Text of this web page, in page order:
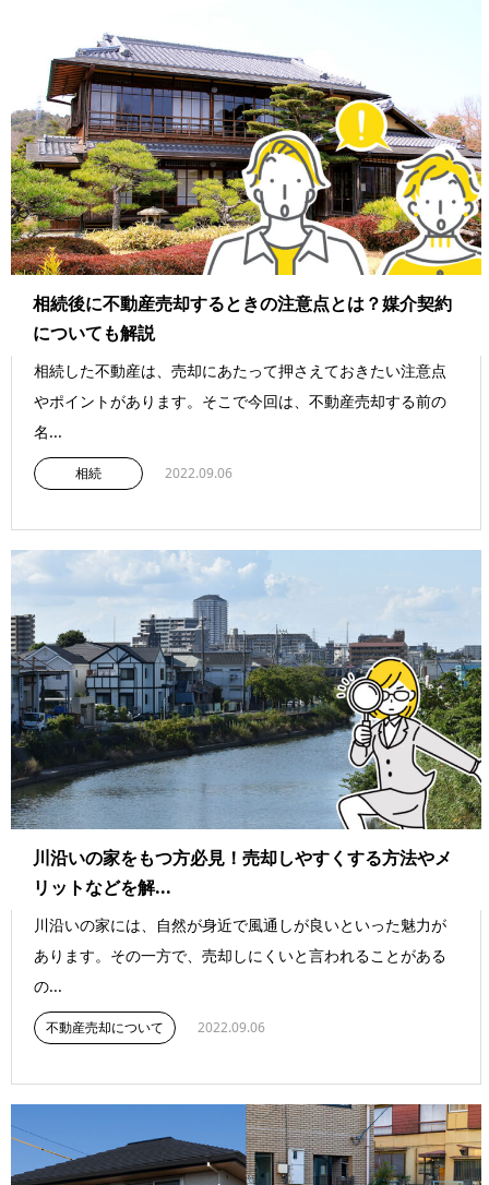
相続後に不動産売却するときの注意点とは？媒介契約
についても解説
相続した不動産は、売却にあたって押さえておきたい注意点
やポイントがあります。そこで今回は、不動産売却する前の
名...
相続 2022.09.06
川沿いの家をもつ方必見！売却しやすくする方法やメ
リットなどを解...
川沿いの家には、自然が身近で風通しが良いといった魅力が
あります。その一方で、売却しにくいと言われることがある
の...
不動産売却について 2022.09.06